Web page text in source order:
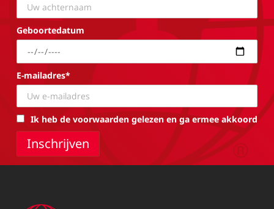
Geboortedatum
E-mailadres*
Ik heb de voorwaarden gelezen en ga ermee akkoord